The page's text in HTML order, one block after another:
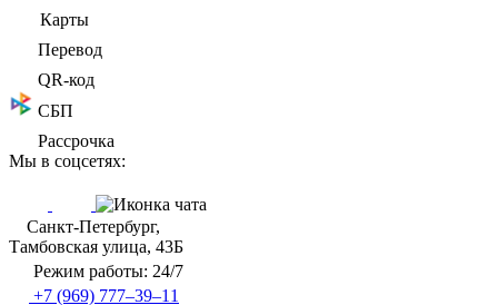
Карты
Перевод
QR-код
СБП
Рассрочка
Мы в соцсетях:
Санкт-Петербург,
Тамбовская улица, 43Б
Режим работы: 24/7
+7 (969) 777–39–11